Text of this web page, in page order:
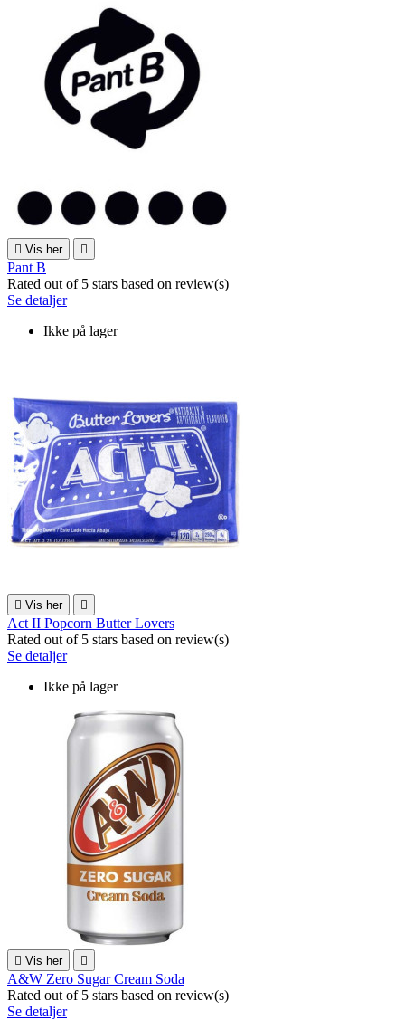
 Vis her 
Pant B
Rated out of 5 stars based on review(s)
Se detaljer
Ikke på lager
 Vis her 
Act II Popcorn Butter Lovers
Rated out of 5 stars based on review(s)
Se detaljer
Ikke på lager
 Vis her 
A&W Zero Sugar Cream Soda
Rated out of 5 stars based on review(s)
Se detaljer